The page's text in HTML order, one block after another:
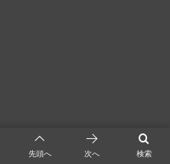
検索
先頭へ 次へ